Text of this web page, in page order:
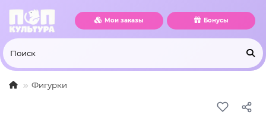
Мои заказы Бонусы
Фигурки